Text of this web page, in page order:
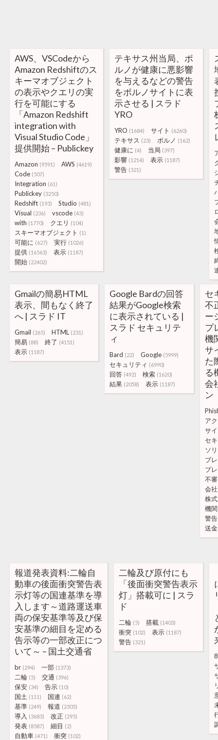
AWS、VSCodeから
Amazon Redshiftのス
キーマオブジェクト
の表示やクエリの実
行を可能にする
「Amazon Redshift
integration with
Visual Studio Code」
提供開始 – Publickey
Amazon (9591) AWS (4619)
Code (507)
Integration (61)
Publickey (3250)
Redshift (193) Studio (481)
Visual (236) vscode (43)
with (1770) クエリ (104)
スキーマオブジェクト (1)
可能に (627) 実行 (1026)
提供 (16563) 表示 (1187)
開始 (22402)
テキサス州当局、ポ
ルノが健康に悪影響
を与えるなどの警告
をポルノサイトに表
示させる | スラド
YRO
YRO (1684) サイト (6260)
テキサス (23) ポルノ (162)
健康に (4) 当局 (397)
影響 (1214) 表示 (1187)
警告 (321)
Gmailの簡易HTML
表示、間もなく終了
へ | スラド IT
Gmail (265) HTML (231)
簡易 (88) 終了 (4151)
表示 (1187)
Google Bardの回答
結果がGoogle検索
に表示されている |
スラド セキュリテ
ィ
Bard (22) Google (5999)
セキュリティ (6990)
回答 (492) 検索 (1620)
結果 (2058) 表示 (1187)
セ
不
ー
プ
機
サ
た
る
会
ン
ア
サ
セ
ソ
ブ
プ
不
会社
株式
機関
警告
送金
報道発表資料:二輪自
動車の後面衝突警告表
示灯等の国連基準を導
入します～道路運送車
両の保安基準等及び保
安基準の細目を定める
告示等の一部改正につ
いて～ – 国土交通省
br (294) 一部 (1373)
二輪 (5) 交通 (396)
保安 (34) 告示 (10)
国土 (111) 国連 (62)
基準 (249) 報道 (2305)
導入 (3683) 改正 (295)
発表 (8587) 細目 (2)
自動車 (471) 衝突 (102)
二輪及び原付にも
「後面衝突警告表示
灯」搭載可に | スラ
ド
二輪 (5) 搭載 (1403)
衝突 (102) 表示 (1187)
警告 (321)